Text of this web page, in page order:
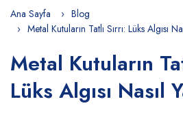
Ana Sayfa
Blog
Metal Kutuların Tatlı Sırrı: Lüks Algısı
Metal Kutuların
Lüks Algısı Nasıl